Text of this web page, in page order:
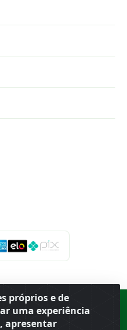
próprios e de
uma experiência
apresentar
Porto Ferreira ·BR
· CEP